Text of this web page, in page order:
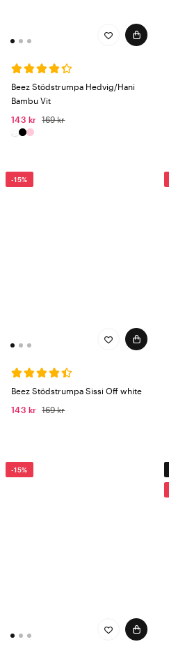
Beez Stödstrumpa Hedvig/Hani
Bambu Vit
143 kr
169 kr
-15%
Beez Stödstrumpa Sissi Off white
143 kr
169 kr
-15%